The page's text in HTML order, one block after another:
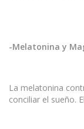
-Melatonina y
La melatonina
conciliar el sueño.